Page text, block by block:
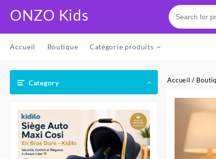
ONZO Kids
Accueil Boutique Catégorie produits
Category Accueil /